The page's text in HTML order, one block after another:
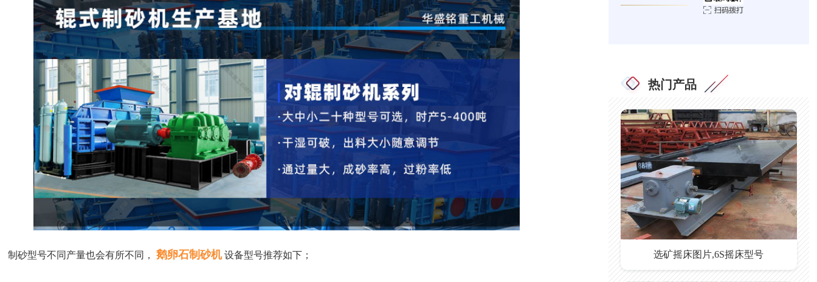
制砂型号不同产量也会有所不同， 鹅卵石制砂机 设备型号推荐如下；
热门产品
选矿摇床图片,6S摇床型号